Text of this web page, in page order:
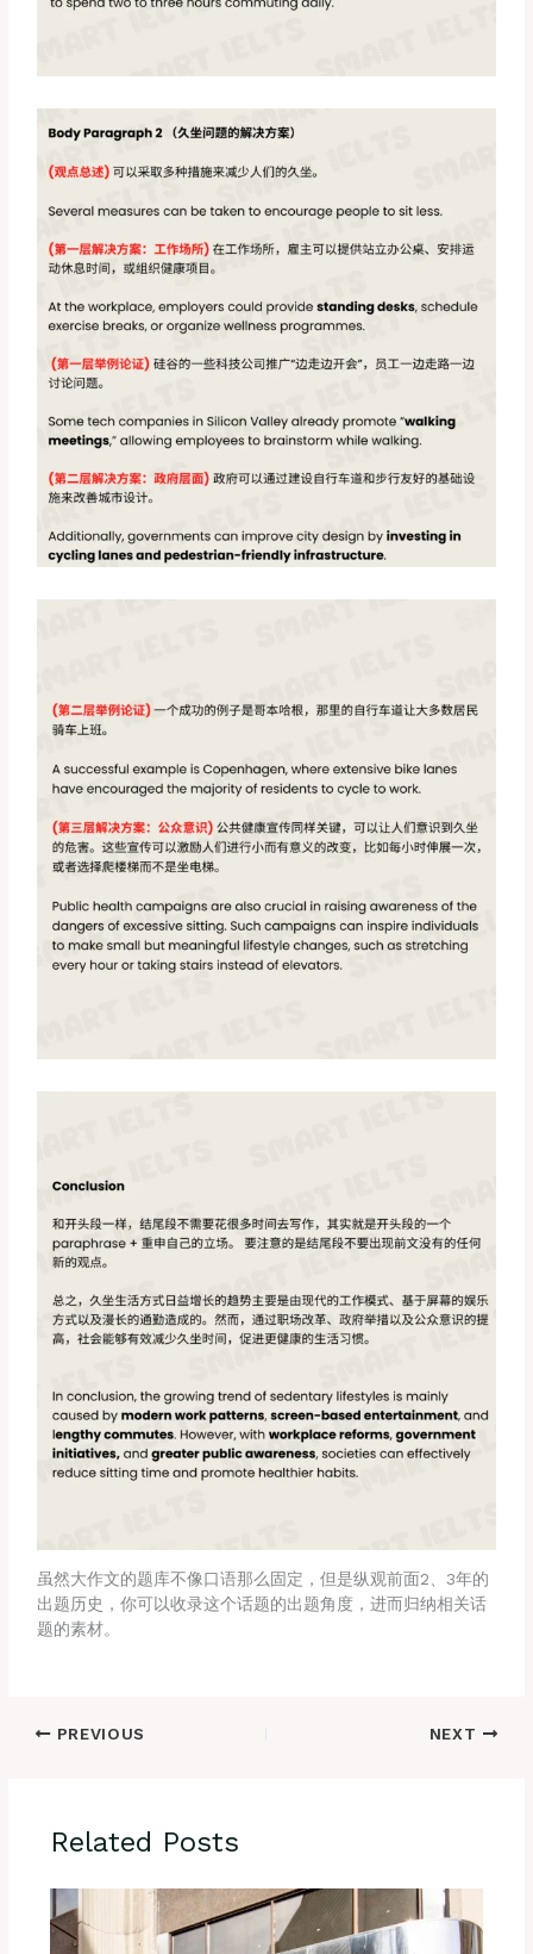
虽然大作文的题库不像口语那么固定，但是纵观前面2、3年的
出题历史，你可以收录这个话题的出题角度，进而归纳相关话
题的素材。
PREVIOUS NEXT
Related Posts